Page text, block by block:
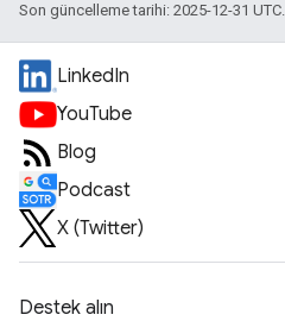
Son güncelleme tarihi: 2025-12-31 UTC.
LinkedIn
YouTube
Blog
Podcast
X (Twitter)
Destek alın